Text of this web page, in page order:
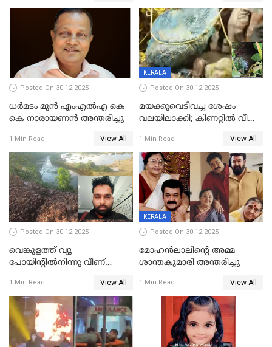
മർദിച്ചതായി പരാതി
Posted On 30-12-2025
ധർമടം മുൻ എംഎല്‍എ കെ
കെ നാരായണന്‍ അന്തരിച്ചു
1 Min Read View All
KERALA
Posted On 30-12-2025
മയക്കുവെടിവച്ച ശേഷം
വലയിലാക്കി; കിണറ്റിൽ വീണ
1 Min Read View All
Posted On 30-12-2025
വെങ്കുളത്ത് വ്യൂ
പോയിന്റിൽനിന്നു വീണ്
1 Min Read View All
KERALA
Posted On 30-12-2025
മോഹന്‍ലാലിന്‍റെ അമ്മ
ശാന്തകുമാരി അന്തരിച്ചു
1 Min Read View All